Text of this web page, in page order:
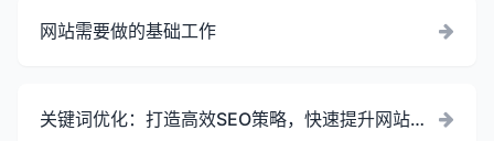
网站需要做的基础工作
关键词优化：打造高效SEO策略，快速提升网站排